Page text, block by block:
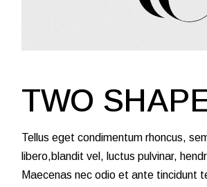
TWO
Tellus eget condimentum rhoncus,
libero,blandit vel, luctus pulvinar,
Maecenas nec odio et ante tincidunt